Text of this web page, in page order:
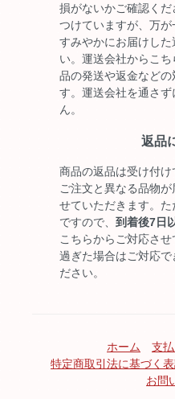
損がないかご確認く
つけていますが、万が
すみやかにお届けし
い。運送会社からこ
品の発送や返金など
す。運送会社を通さ
ん。
返品
商品の返品は受け付け
ご注文と異なる品物
せていただきます。
ですので、 到着後7日
こちらからご対応さ
過ぎた場合はご対応で
ださい。
ホーム
支
特定商取引法に基づく
お問